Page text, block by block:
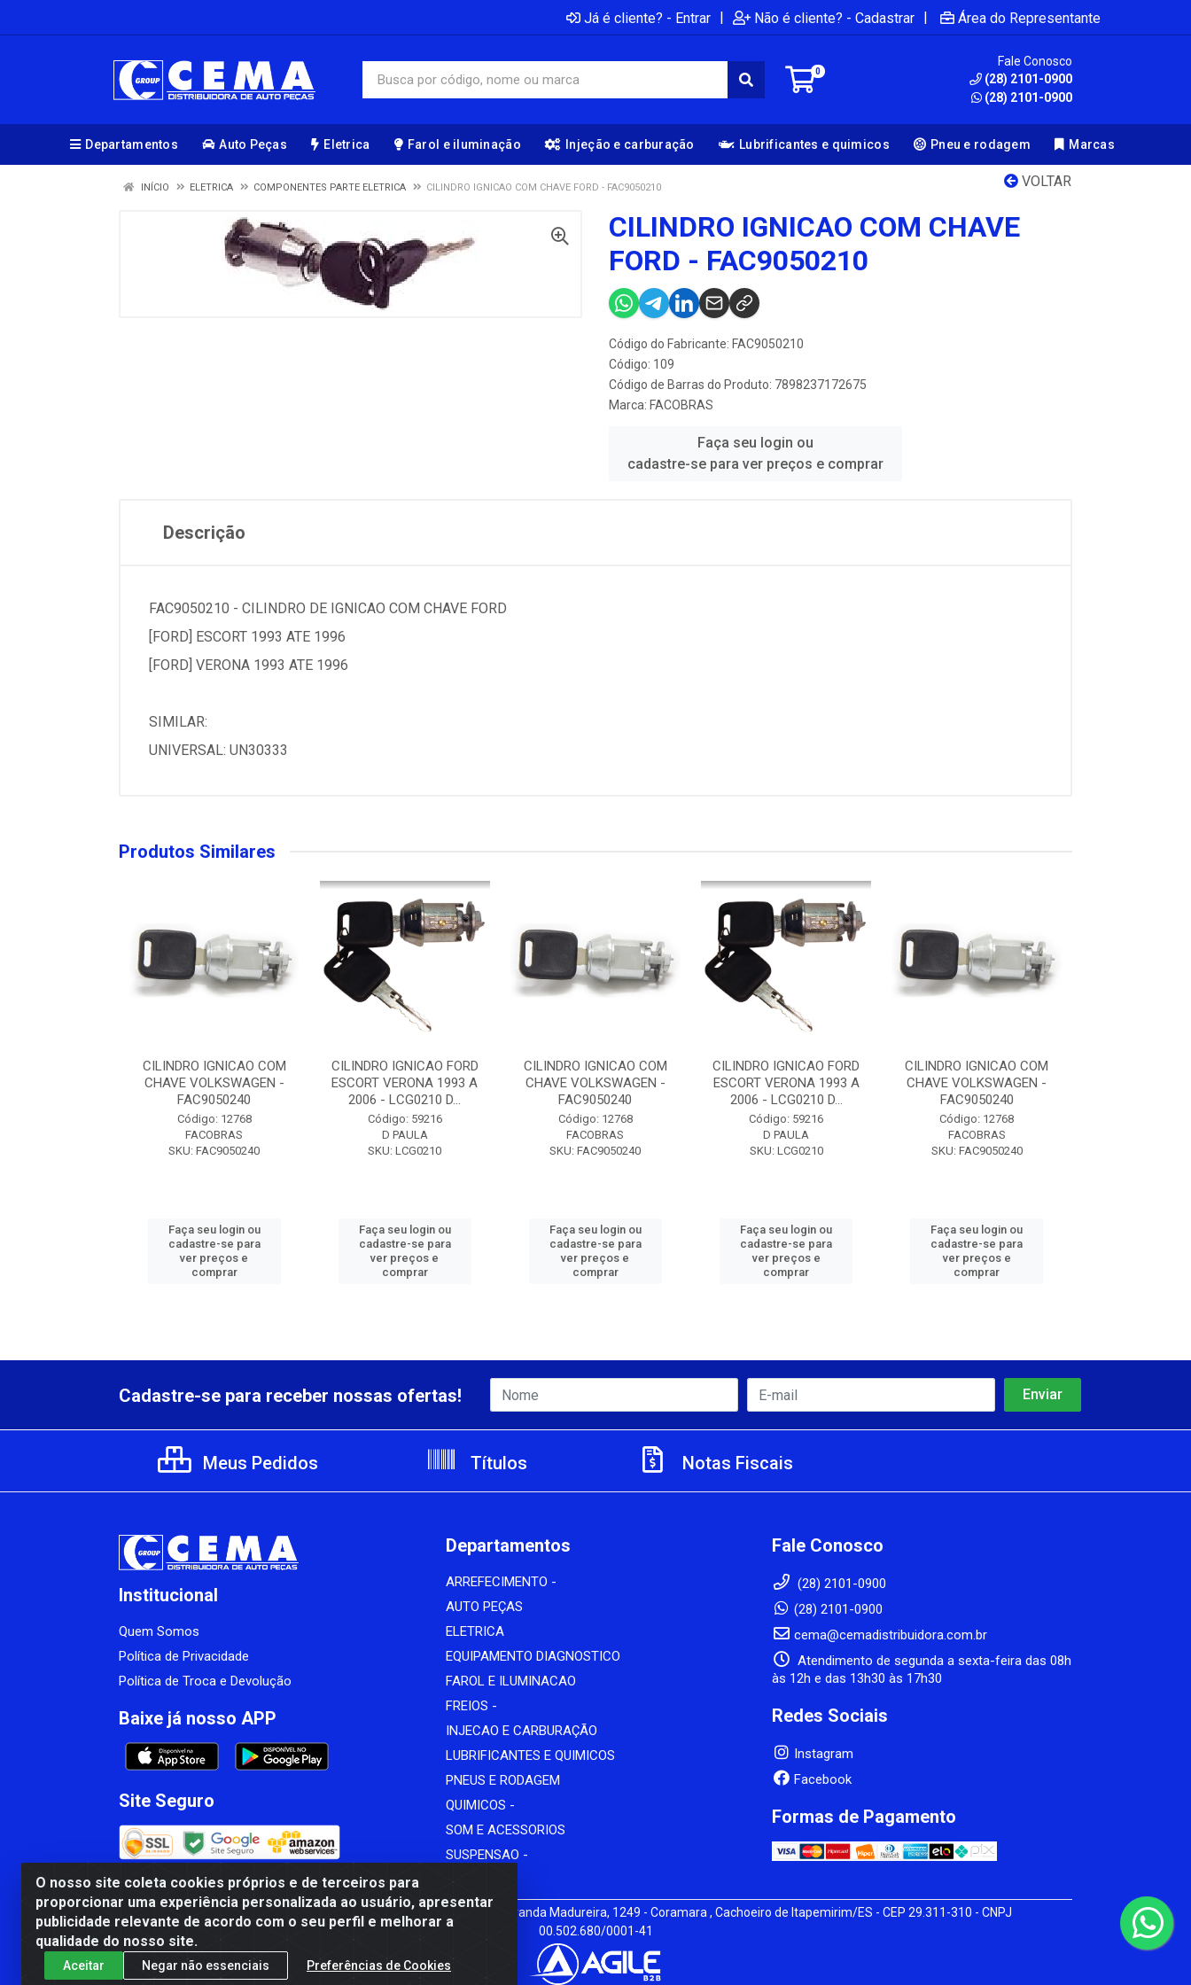
Já é cliente? - Entrar | Não é cliente? - Cadastrar | Área do Representante
0
Fale Conosco
(28) 2101-0900
(28) 2101-0900
Departamentos Auto Peças Eletrica Farol e iluminação Injeção e carburação Lubrificantes e quimicos Pneu e rodagem Marcas
VOLTAR
INÍCIO ELETRICA COMPONENTES PARTE ELETRICA CILINDRO IGNICAO COM CHAVE FORD - FAC9050210
CILINDRO IGNICAO COM CHAVE
FORD - FAC9050210
Código do Fabricante: FAC9050210
Código: 109
Código de Barras do Produto: 7898237172675
Marca: FACOBRAS
Faça seu login ou
cadastre-se para ver preços e comprar
Descrição
FAC9050210 - CILINDRO DE IGNICAO COM CHAVE FORD
[FORD] ESCORT 1993 ATE 1996
[FORD] VERONA 1993 ATE 1996
SIMILAR:
UNIVERSAL: UN30333
Produtos Similares
CILINDRO IGNICAO COM
CHAVE VOLKSWAGEN -
FAC9050240
Código: 12768
FACOBRAS
SKU: FAC9050240
Faça seu login ou
cadastre-se para
ver preços e
comprar
CILINDRO IGNICAO FORD
ESCORT VERONA 1993 A
2006 - LCG0210 D...
Código: 59216
D PAULA
SKU: LCG0210
Faça seu login ou
cadastre-se para
ver preços e
comprar
CILINDRO IGNICAO COM
CHAVE VOLKSWAGEN -
FAC9050240
Código: 12768
FACOBRAS
SKU: FAC9050240
Faça seu login ou
cadastre-se para
ver preços e
comprar
CILINDRO IGNICAO FORD
ESCORT VERONA 1993 A
2006 - LCG0210 D...
Código: 59216
D PAULA
SKU: LCG0210
Faça seu login ou
cadastre-se para
ver preços e
comprar
CILINDRO IGNICAO COM
CHAVE VOLKSWAGEN -
FAC9050240
Código: 12768
FACOBRAS
SKU: FAC9050240
Faça seu login ou
cadastre-se para
ver preços e
comprar
O nosso site coleta cookies próprios e de terceiros para
proporcionar uma experiência personalizada ao usuário, apresentar
publicidade relevante de acordo com o seu perfil e melhorar a
qualidade do nosso site.
Aceitar Negar não essenciais Preferências de Cookies
Cadastre-se para receber nossas ofertas!
Meus Pedidos Títulos Notas Fiscais
Institucional
Quem Somos
Política de Privacidade
Política de Troca e Devolução
Baixe já nosso APP
Site Seguro
Departamentos
ARREFECIMENTO -
AUTO PEÇAS
ELETRICA
EQUIPAMENTO DIAGNOSTICO
FAROL E ILUMINACAO
FREIOS -
INJECAO E CARBURAÇÃO
LUBRIFICANTES E QUIMICOS
PNEUS E RODAGEM
QUIMICOS -
SOM E ACESSORIOS
SUSPENSAO -
Fale Conosco
(28) 2101-0900
(28) 2101-0900
cema@cemadistribuidora.com.br
Atendimento de segunda a sexta-feira das 08h
às 12h e das 13h30 às 17h30
Redes Sociais
Instagram
Facebook
Formas de Pagamento
CBP MACEDO COMERCIO PEÇAS LTDA Matriz - av Mauro Miranda Madureira, 1249 - Coramara , Cachoeiro de Itapemirim/ES - CEP 29.311-310 - CNPJ
00.502.680/0001-41